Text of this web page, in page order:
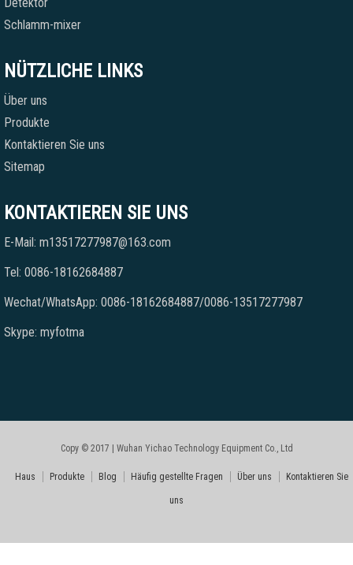
Schlamm-mixer
NÜTZLICHE LINKS
Über uns
Produkte
Kontaktieren Sie uns
Sitemap
KONTAKTIEREN SIE UNS
E-Mail: m13517277987@163.com
Tel: 0086-18162684887
Wechat/WhatsApp: 0086-18162684887/0086-13517277987
Skype: myfotma
Copy © 2017 | Wuhan Yichao Technology Equipment Co., Ltd
Haus Produkte Blog Häufig gestellte Fragen Über uns Kontaktieren Sie
uns